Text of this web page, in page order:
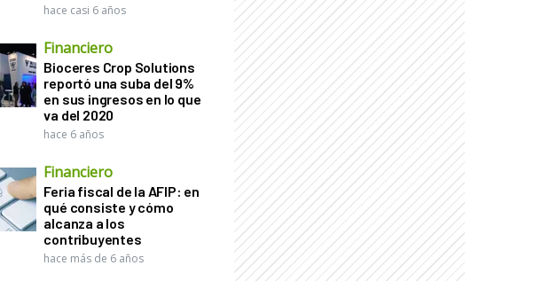
hace casi 6 años
Financiero
Bioceres Crop Solutions
reportó una suba del 9%
en sus ingresos en lo que
va del 2020
hace 6 años
Financiero
Feria fiscal de la AFIP: en
qué consiste y cómo
alcanza a los
contribuyentes
hace más de 6 años